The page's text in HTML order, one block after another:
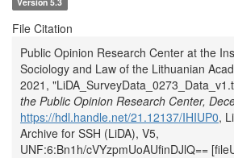
File Citation
Public Opinion Research Center at the
Sociology and Law of the Lithuanian
2021,
the Public Opinion Research Center,
https://hdl.handle.net/21.12137/IHIUP0,
Archive for SSH (LiDA), V5,
UNF:6:Bn1h/cVYzpmUoAUfinDJlQ==